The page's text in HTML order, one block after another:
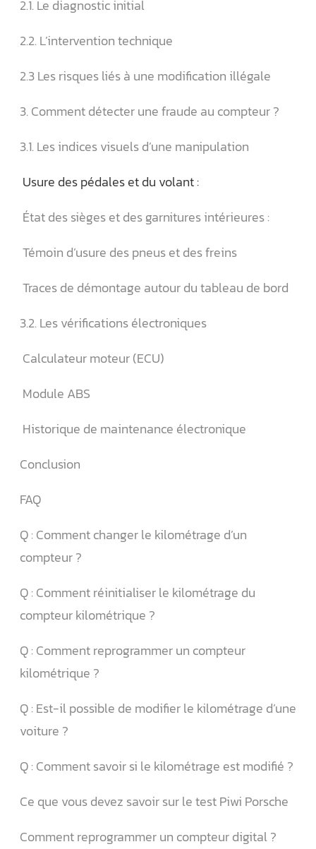
2.1. Le diagnostic initial
2.2. L’intervention technique
2.3 Les risques liés à une modification illégale
3. Comment détecter une fraude au compteur ?
3.1. Les indices visuels d’une manipulation
️ Usure des pédales et du volant :
️ État des sièges et des garnitures intérieures :
️ Témoin d’usure des pneus et des freins
️ Traces de démontage autour du tableau de bord
3.2. Les vérifications électroniques
️ Calculateur moteur (ECU)
️ Module ABS
️ Historique de maintenance électronique
Conclusion
FAQ
Q : Comment changer le kilométrage d’un
compteur ?
Q : Comment réinitialiser le kilométrage du
compteur kilométrique ?
Q : Comment reprogrammer un compteur
kilométrique ?
Q : Est-il possible de modifier le kilométrage d’une
voiture ?
Q : Comment savoir si le kilométrage est modifié ?
Ce que vous devez savoir sur le test Piwi Porsche
Comment reprogrammer un compteur digital ?